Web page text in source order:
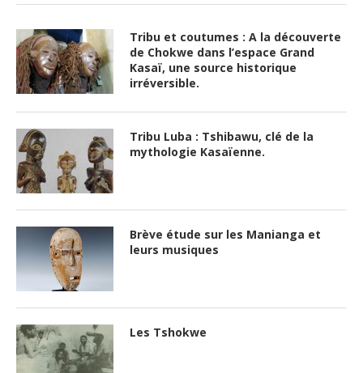
Tribu et coutumes : A la découverte
de Chokwe dans l’espace Grand
Kasaï, une source historique
irréversible.
Tribu Luba : Tshibawu, clé de la
mythologie Kasaïenne.
Brève étude sur les Manianga et
leurs musiques
Les Tshokwe